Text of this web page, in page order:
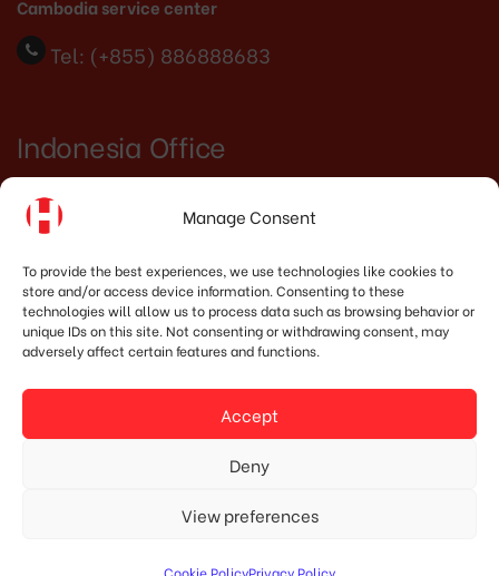
Manage Consent
To provide the best experiences, we use technologies like cookies to
store and/or access device information. Consenting to these
technologies will allow us to process data such as browsing behavior or
unique IDs on this site. Not consenting or withdrawing consent, may
adversely affect certain features and functions.
Accept
Deny
View preferences
Cookie PolicyPrivacy Policy
Cambodia service center
Tel: (+855) 886888683
Indonesia Office
PT. HOSHIMA INDONESIA SOLUTIONS
Kec. Candisari, Kota Semarang, Jawa Tengah
50253
marketing@hoshima-int.com
NPW: 60.921.487.9-504.000